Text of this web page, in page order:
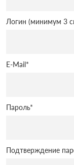
Логин (минимум 3
E-Mail*
Пароль*
Подтверждение